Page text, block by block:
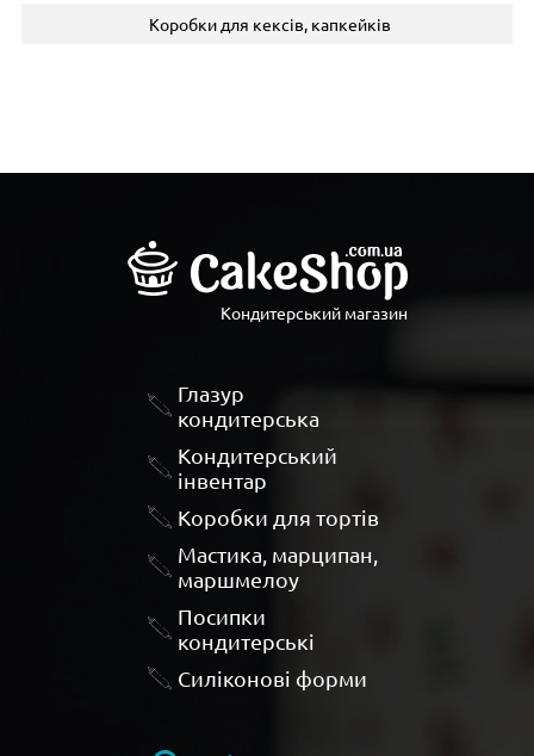
Коробки для кексів, капкейків
Кондитерський магазин
Глазур
кондитерська
Кондитерський
інвентар
Коробки для тортів
Мастика, марципан,
маршмелоу
Посипки
кондитерські
Силіконові форми